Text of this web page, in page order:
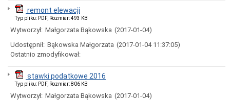
Harmonogram
prac
Rady
Miejskiej
Rada
Miejska
2018-
2023
Rada
Miejska
2014-
remont elewacji
Typ pliku: PDF, Rozmiar: 493 KB
Wytworzył: Małgorzata Bąkowska (2017-01-04)
Udostępnił: Bąkowska Małgorzata (2017-01-04 11:37:05)
Ostatnio zmodyfikował:
stawki podatkowe 2016
Typ pliku: PDF, Rozmiar: 806 KB
Wytworzył: Małgorzata Bąkowska (2017-01-04)